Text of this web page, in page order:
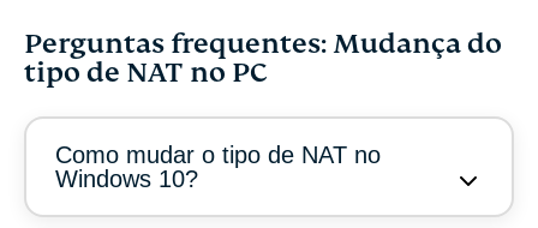
Perguntas frequentes: Mudança do
tipo de NAT no PC
Como mudar o tipo de NAT no
Windows 10?